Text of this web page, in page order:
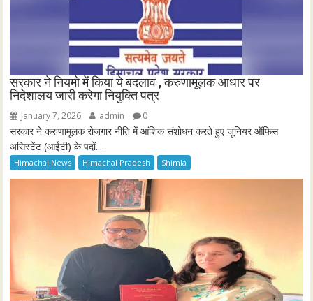
सरकार ने नियमो में किया ये बदलाव , करुणामूलक आधार पर
निदेशालय जारी करेगा नियुक्ति पत्र
January 7, 2026 admin 0
सरकार ने करुणामूलक रोजगार नीति में आंशिक संशोधन करते हुए जूनियर ऑफिस
असिस्टेंट (आईटी) के पदों...
Himachal News Himachal Pradesh Shimla